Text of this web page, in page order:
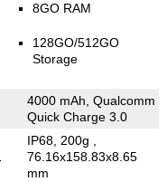
8GO RAM
128GO/512GO
Storage
4000 mAh, Qualcomm
Quick Charge 3.0
IP68, 200g
76.16x158.83x8.65
mm